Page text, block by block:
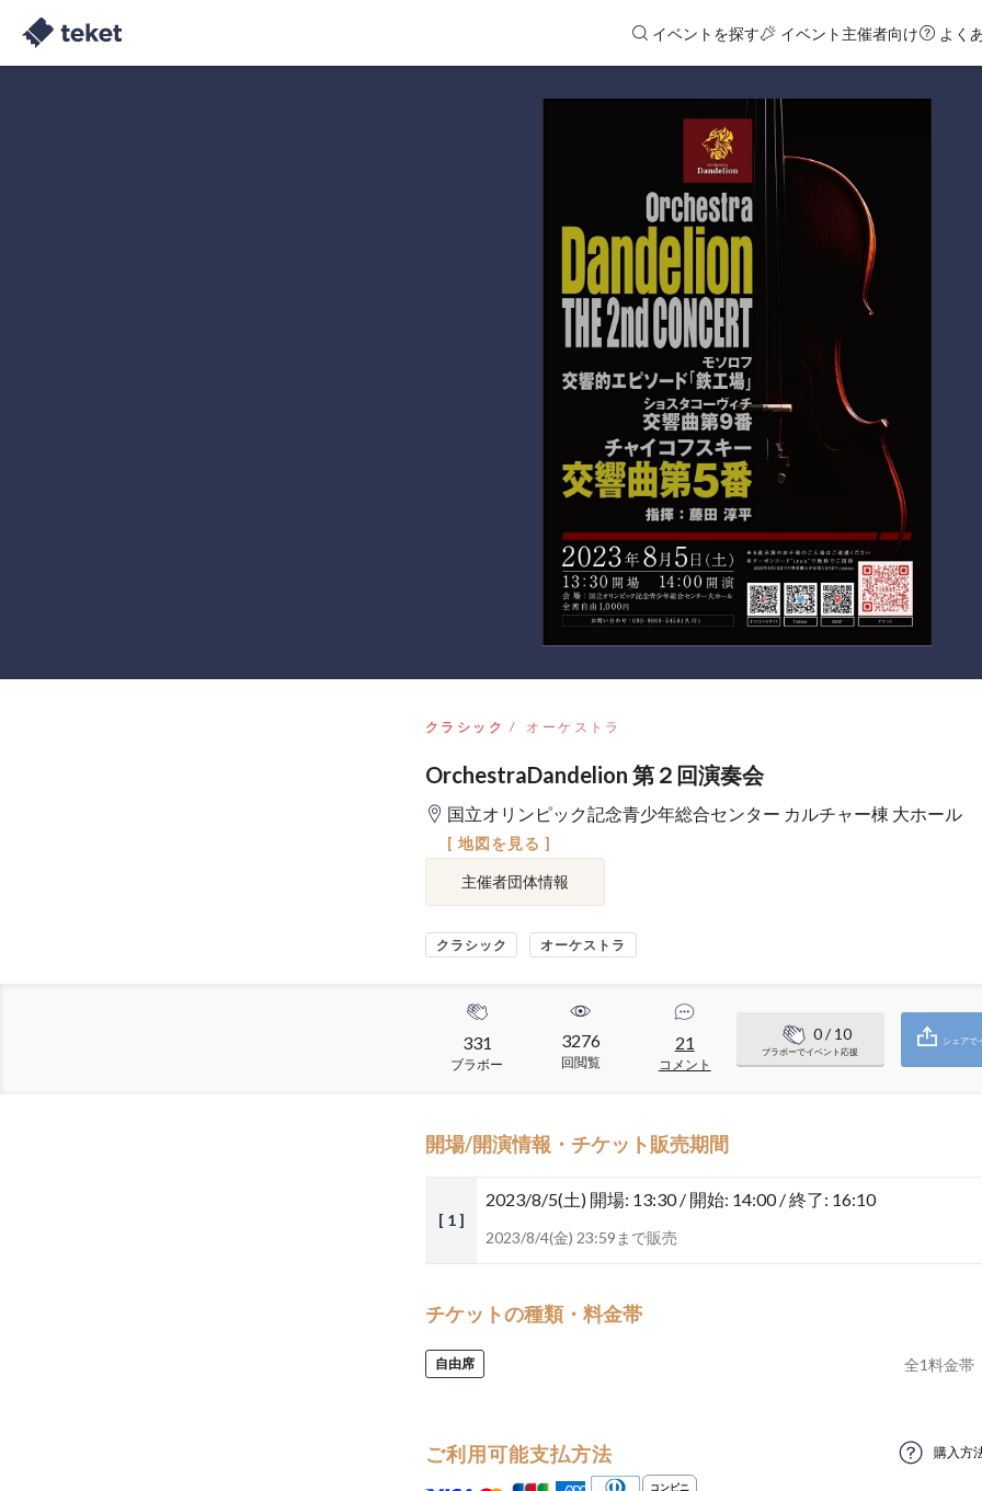
イベントを探す イベント主催者向け よく
クラシック オーケストラ
OrchestraDandelion 第２回演奏会
国立オリンピック記念青少年総合センター カルチャー棟 大ホール
[ 地図を見る ]
主催者団体情報
クラシック オーケストラ
331
ブラボー
3276
回閲覧
21
コメント
0/ 10
ブラボーでイベント応援
シェアで
開場/開演情報・チケット販売期間
[ 1 ]
2023/8/5(土) 開場: 13:30 / 開始: 14:00 / 終了: 16:10
2023/8/4(金) 23:59まで販売
チケットの種類・料金帯
自由席 全1料金帯
ご利用可能支払方法 購入方